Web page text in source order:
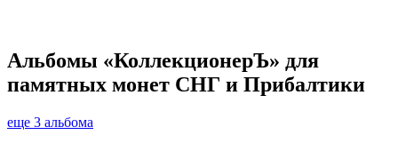
Альбомы «КоллекционерЪ» для
памятных монет СНГ и Прибалтики
еще 3 альбома